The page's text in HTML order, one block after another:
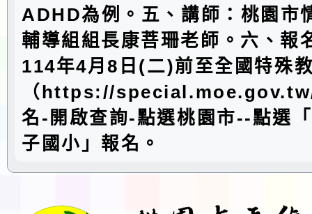
ADHD為例。五、講師：桃園市
輔導組組長康菩珊老師。六、報
114年4月8日(二)前至全國特殊
（https://
名-開啟查詢-點選桃園市--點選
子國小」報名。